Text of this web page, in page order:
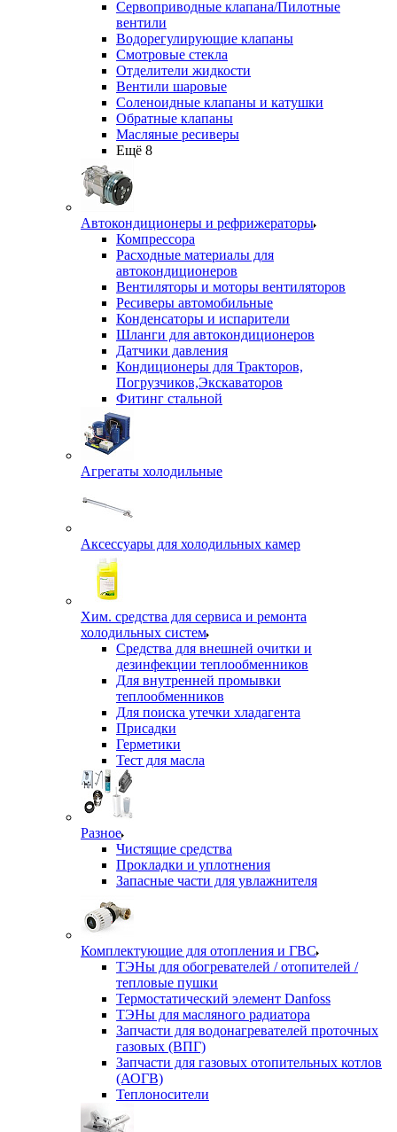
Сервоприводные клапана/Пилотные
вентили
Водорегулирующие клапаны
Смотровые стекла
Отделители жидкости
Вентили шаровые
Соленоидные клапаны и катушки
Обратные клапаны
Масляные ресиверы
Ещё 8
Автокондиционеры и рефрижераторы
Компрессора
Расходные материалы для
автокондиционеров
Вентиляторы и моторы вентиляторов
Ресиверы автомобильные
Конденсаторы и испарители
Шланги для автокондиционеров
Датчики давления
Кондиционеры для Тракторов,
Погрузчиков,Экскаваторов
Фитинг стальной
Агрегаты холодильные
Аксессуары для холодильных камер
Хим. средства для сервиса и ремонта
холодильных систем
Средства для внешней очитки и
дезинфекции теплообменников
Для внутренней промывки
теплообменников
Для поиска утечки хладагента
Присадки
Герметики
Тест для масла
Разное
Чистящие средства
Прокладки и уплотнения
Запасные части для увлажнителя
Комплектующие для отопления и ГВС
ТЭНы для обогревателей / отопителей /
тепловые пушки
Термостатический элемент Danfoss
ТЭНы для масляного радиатора
Запчасти для водонагревателей проточных
газовых (ВПГ)
Запчасти для газовых отопительных котлов
(АОГВ)
Теплоносители